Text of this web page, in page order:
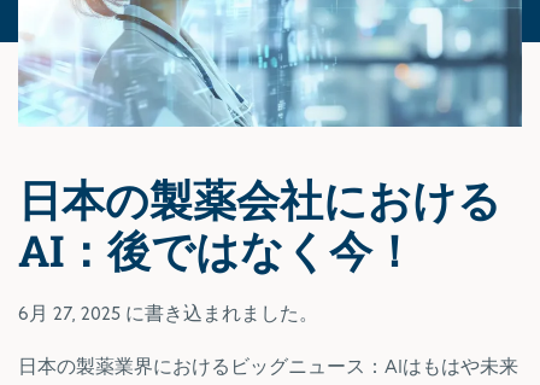
日本の製薬会社における
AI：後ではなく今！
6月 27, 2025 に書き込まれました。
日本の製薬業界におけるビッグニュース：AIはもはや未来